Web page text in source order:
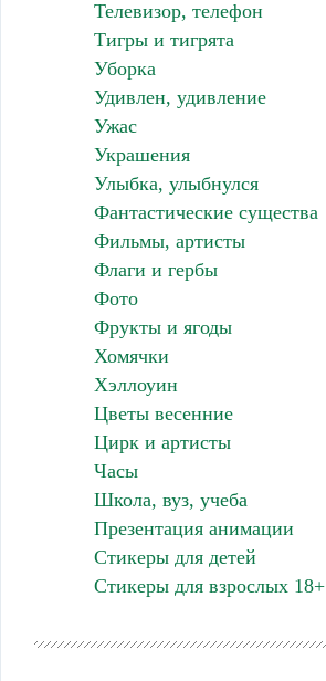
Телевизор, телефон
Тигры и тигрята
Уборка
Удивлен, удивление
Ужас
Украшения
Улыбка, улыбнулся
Фантастические существа
Фильмы, артисты
Флаги и гербы
Фото
Фрукты и ягоды
Хомячки
Хэллоуин
Цветы весенние
Цирк и артисты
Часы
Школа, вуз, учеба
Презентация анимации
Стикеры для детей
Стикеры для взрослых 18+